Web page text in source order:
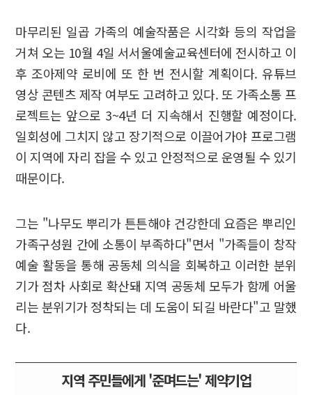
마무리된 일곱 가족의 예술작품은 시각화 등의 작업을
거쳐 오는 10월 4일 서서울예술교육센터에 전시하고 이
후 조아제약 로비에 또 한 번 전시할 계획이다. 유튜브
영상 콘텐츠 제작 여부도 고려하고 있다. 또 가족소통 프
로젝트는 앞으로 3~4년 더 지속해서 진행할 예정이다.
일회성에 그치지 않고 장기적으로 이끌어가야 프로그램
이 지역에 자리 잡을 수 있고 안정적으로 운영될 수 있기
때문이다.
그는 "나무도 뿌리가 튼튼해야 건강한데 요즘은 뿌리인
가족구성원 간에 소통이 부족하다"면서 "가족들이 창작
예술 활동을 통해 공동체 의식을 회복하고 이러한 분위
기가 점차 사회로 확산돼 지역 공동체 모두가 함께 어울
리는 분위기가 정착되는 데 도움이 되길 바란다"고 말했
다.
지역 주민들에게 '준며드는' 제약기업